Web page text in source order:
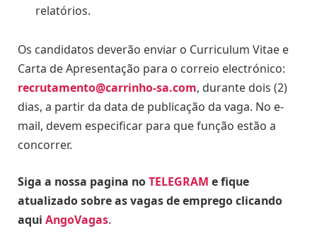
relatórios.
Os candidatos deverão enviar o Curriculum Vitae e
Carta de Apresentação para o correio electrónico:
recrutamento@carrinho-sa.com, durante dois (2)
dias, a partir da data de publicação da vaga. No e-
mail, devem especificar para que função estão a
concorrer.
Siga a nossa pagina noTELEGRAM e fique
atualizado sobre as vagas de emprego clicando
aqui AngoVagas.